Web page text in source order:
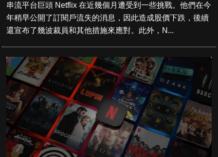
串流平台巨頭 Netflix 在近幾個月遭受到一些挑戰。他們在今
年稍早公開了訂閱戶流失的消息，因此造成股價下跌，後續
還宣布了幾波裁員和其他措施來應對。此外，N...